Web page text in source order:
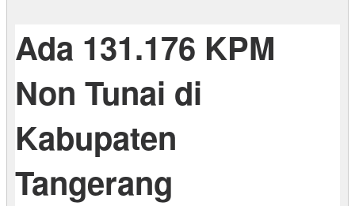
Ada 131.176 KPM
Non Tunai di
Kabupaten
Tangerang